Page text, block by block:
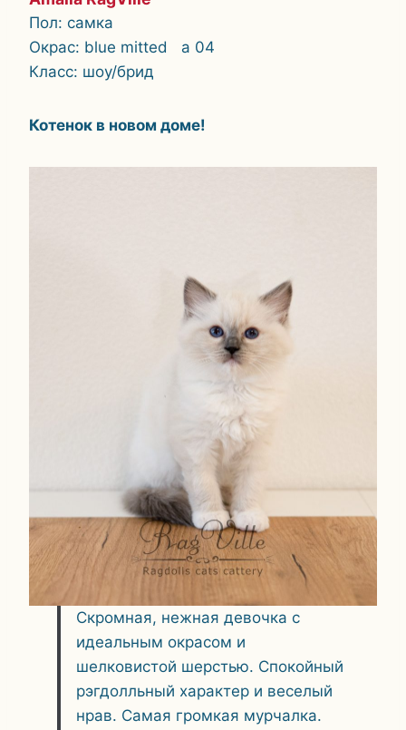
Пол: самка
Окрас: blue mitted a 04
Класс: шоу/брид
Котенок в новом доме!
Скромная, нежная девочка с
идеальным окрасом и
шелковистой шерстью. Спокойный
рэгдолльный характер и веселый
нрав. Самая громкая мурчалка.